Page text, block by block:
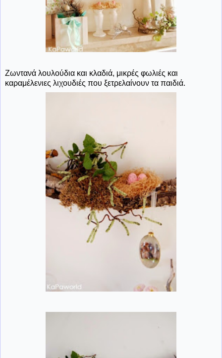
Ζωντανά λουλούδια και κλαδιά, μικρές φωλιές και
καραμέλενιες λιχουδιές που ξετρελαίνουν τα παιδιά.